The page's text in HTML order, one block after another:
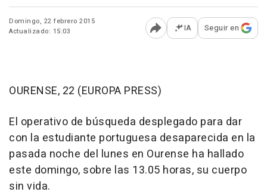
Domingo, 22 febrero 2015
Actualizado: 15:03
Abrir opciones para
IA Seguir en
OURENSE, 22 (EUROPA PRESS)
El operativo de búsqueda desplegado para dar
con la estudiante portuguesa desaparecida en la
pasada noche del lunes en Ourense ha hallado
este domingo, sobre las 13.05 horas, su cuerpo
sin vida.